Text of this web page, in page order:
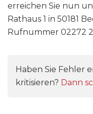
erreichen Sie nun
Rathaus 1 in 50181
Rufnummer 02272
Haben Sie Fehler
kritisieren? Dann